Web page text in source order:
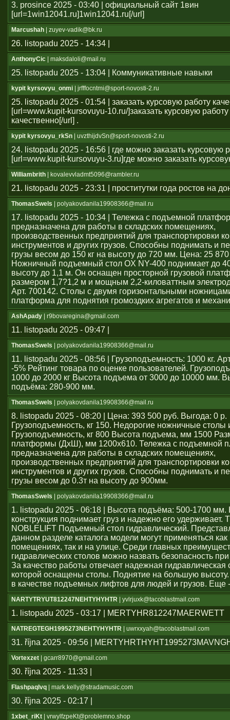
3. prosince 2025 - 03:40 | официальный сайт 1вин
[url=1win12041.ru]1win12041.ru[/url]
Marcushah | zuyev-vadik@bk.ru
26. listopadu 2025 - 14:34 |
AnthonyCic | maksdaloli@mail.ru
25. listopadu 2025 - 13:04 | Коммуникативные навыки
kypit kyrsovyu_onmi | jrfffocntmi@sport-novosti-2.ru
25. listopadu 2025 - 01:54 | заказать курсовую работу
[url=www.kupit-kursovuyu-10.ru/]заказать курсовую работу
качественно[/url] .
kypit kyrsovyu_rkSn | uvzthijdvSn@sport-novosti-2.ru
24. listopadu 2025 - 16:56 | где можно заказать курсовую
[url=www.kupit-kursovuyu-3.ru]где можно заказать
Williambrith | kovalevvladmt5096@rambler.ru
21. listopadu 2025 - 23:31 | проститутки года ростов на
ThomasSwels | polyakovdanila19908366@mail.ru
17. listopadu 2025 - 10:34 | Тележка с подъемной
предназначена для работы в складских помещениях,
производственных предприятий для транспортировки
инструментов и других грузов. Способны поднимать и
грузы весом до 150 кг на высоту до 720 мм. Цена: 25
Ножничный подъемный стол OX NY-400 поднимает до
высоту до 1,1 м. Он оснащен просторной грузовой
размером 1,7?1,2 м и мощным 2,2-киловаттным
Арт. 700142. Столы с двумя горизонтальными
платформа для поднятия громоздких агрегатов и
AshApady | r9bovaregina@gmail.com
11. listopadu 2025 - 09:47 |
ThomasSwels | polyakovdanila19908366@mail.ru
11. listopadu 2025 - 08:56 | Грузоподъемность: 1000 кг.
-5% Рейтинг товара по оценке пользователей.
1000 до 2000 кг Высота подъема от 3000 до 10000 мм.
подъёма: 280-900 мм.
ThomasSwels | polyakovdanila19908366@mail.ru
8. listopadu 2025 - 08:20 | Цена: 393 500 руб. Выгода: 0 р.
Грузоподъемность, кг 150. Недорогие ножничные столы
Грузоподъемность, кг 800 Высота подъема, мм 1500
платформы (ДхШ), мм 1200x610. Тележка с подъемной
предназначена для работы в складских помещениях,
производственных предприятий для транспортировки
инструментов и других грузов. Способны поднимать и
грузы весом до 0.3т на высоту до 900мм.
ThomasSwels | polyakovdanila19908366@mail.ru
1. listopadu 2025 - 06:18 | Высота подъёма: 500-1700
конструкция поднимает груз и надежно его удерживает.
NOBLELIFT Подъемный стол гидравлический.
данном разделе каталога модели могут применяться
помещениях, так и на улице. Среди главных
гидравлических столов можно назвать безопасность
За качество работы отвечает надежная гидравлическая
которой оснащены столы. Поднятие на большую
в качестве подъемных лифтов для людей и грузов. Еще
NARTYTRYUT812247NEHTYHYHTR | yvlrjuxk@tacoblastmail.com
1. listopadu 2025 - 03:17 | MERTYHR812247MAERWETT
NATREGTEGH1995273NEHTYHYHTR | uwrxxyah@tacoblastmail.com
31. října 2025 - 09:56 |
Vortexzet | gcarr8970@gmail.com
30. října 2025 - 11:33 |
Flashpaqlvq | mark.kelly@stradamusic.com
30. října 2025 - 02:17 |
1xbet_riKt | vrwylfzpeKt@problemno.shop